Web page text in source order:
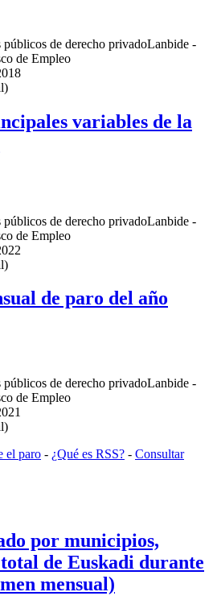
públicos de derecho privadoLanbide -
de Empleo
variables de la
públicos de derecho privadoLanbide -
de Empleo
de paro del año
públicos de derecho privadoLanbide -
de Empleo
el paro - ¿Qué es RSS? - Consultar
por municipios,
de Euskadi durante
mensual)